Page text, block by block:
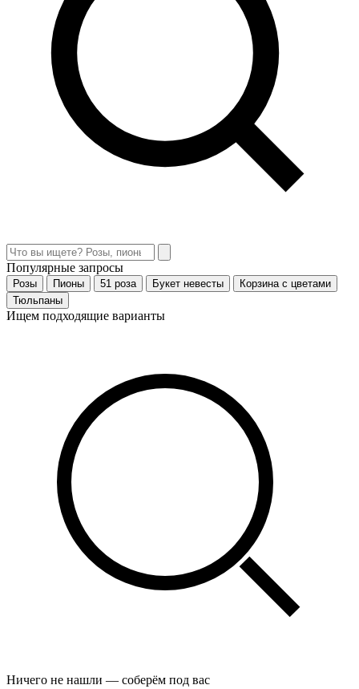
Популярные запросы
Розы Пионы 51 роза Букет невесты
Корзина с цветами
Тюльпаны
Ищем подходящие варианты
Ничего не нашли — соберём под вас